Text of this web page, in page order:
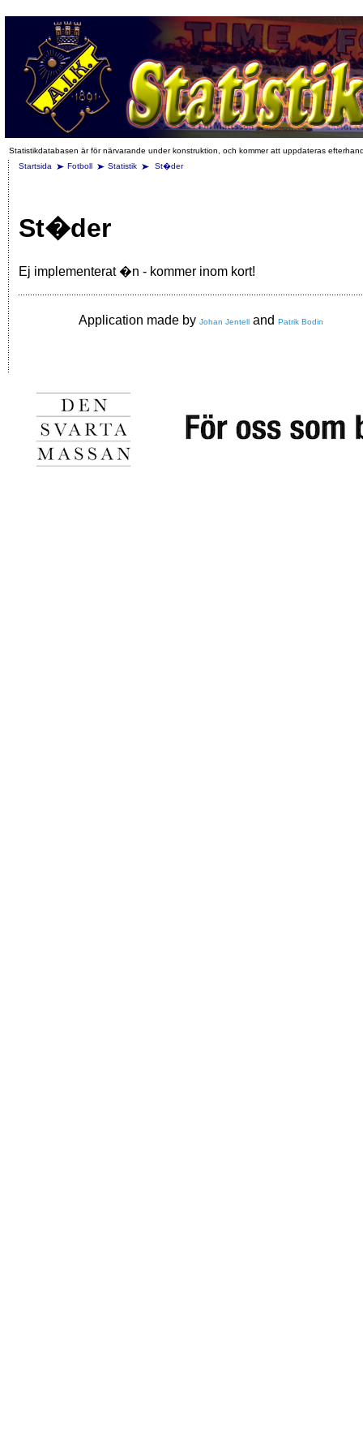
Statistikdatabasen är för närvarande under konstruktion, och kommer att uppdateras
Startsida
Fotboll Statistik St�der
St�der
Ej implementerat �n - kommer inom kort!
Application made by Johan Jentell and Patrik Bodin